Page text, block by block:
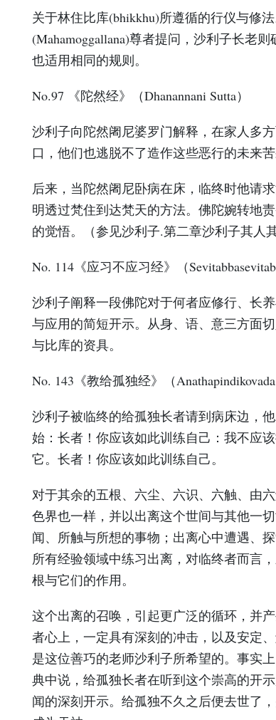
关于林住比库(bhikkhu)所遵循的行仪与修
(Mahamoggallana)尊者提问，沙利子长老
也适用相同的规则。
No.97 《陀然经》（Dhanannani Sutta）
沙利子向陀然阇尼婆罗门解释，在家人多
口，他们也逃脱不了造作这些恶行的未来苦
后来，当陀然阇尼卧病在床，临终时他请
明透过梵住到达梵天的方法。佛陀婉转地
的觉悟。（参见沙利子.第二章沙利子其人
No. 114《应习不应习经》（
沙利子阐释一段佛陀对于何者应修行、长
与应用的简短开示。从身、语、意三方面
与比库的资具。
No. 143《教给孤独经》（Anathapindikovada
沙利子被临终的给孤独长者请到病床边，
始：长者！你应该如此训练自己：我不应
它。长者！你应该如此训练自己。
对于其余的五根、六尘、六识、六触、由
色界也一样，并以出离这个世间与其他一
闻、所触与所想的事物；出离心中遭遇、
所有经验领域中练习出离，对临终者而言
根与它们的作用。
这个出离的召唤，引起更广泛的循环，并
者心上，一定具有深刻的冲击，以及安定
是这位善巧的老师沙利子所希望的。事实
典中说，给孤独长者在听到这个崇高的开
闻的深刻开示。给孤独不久之后便去世了